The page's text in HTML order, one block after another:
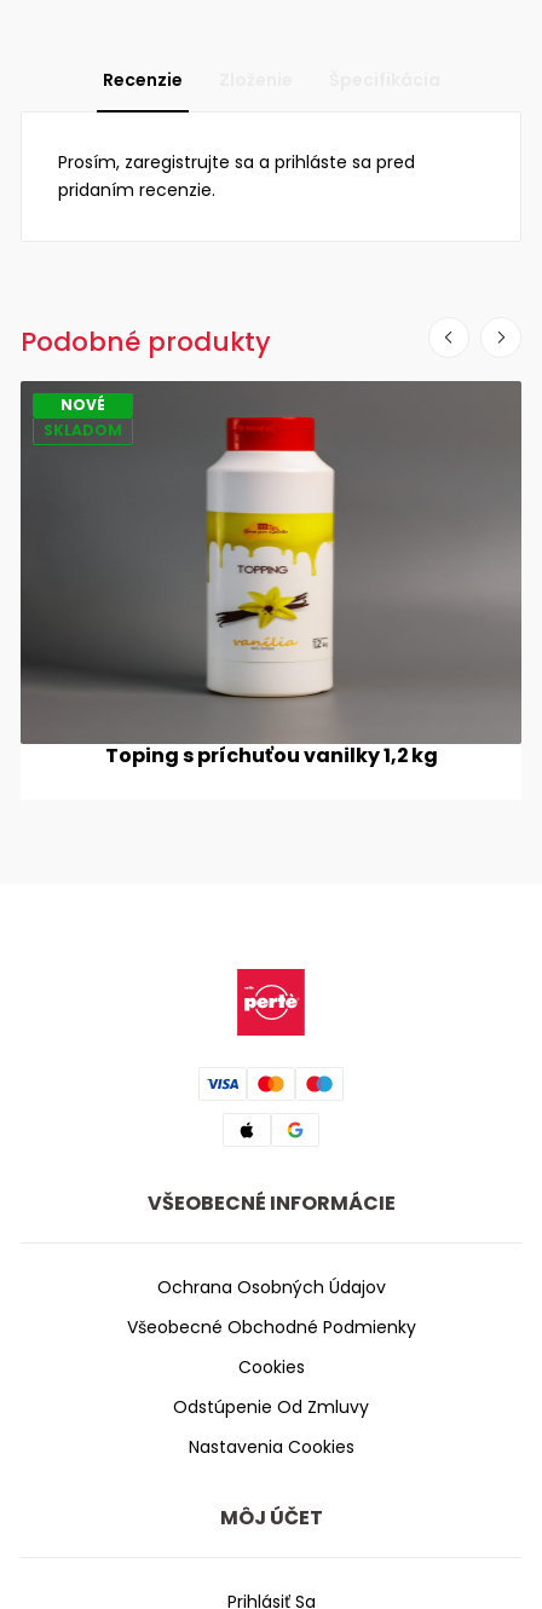
Recenzie
Prosím, zaregistrujte sa a prihláste sa pred
pridaním recenzie.
Podobné produkty
NOVÉ
SKLADOM
Toping s príchuťou vanilky 1,2 kg
VŠEOBECNÉ INFORMÁCIE
Ochrana Osobných Údajov
Všeobecné Obchodné Podmienky
Cookies
Odstúpenie Od Zmluvy
Nastavenia Cookies
MÔJ ÚČET
Prihlásiť Sa